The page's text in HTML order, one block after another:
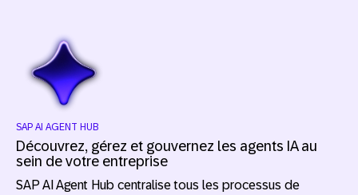
SAP AI AGENT HUB
Découvrez, gérez et gouvernez les agents IA au
sein de votre entreprise
SAP AI Agent Hub centralise tous les processus de